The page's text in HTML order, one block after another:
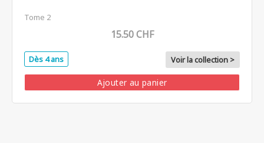
Tome 2
15.50 CHF
Dès 4 ans Voir la collection >
Ajouter au panier